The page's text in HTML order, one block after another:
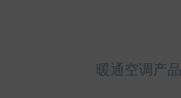
暖通空调产品